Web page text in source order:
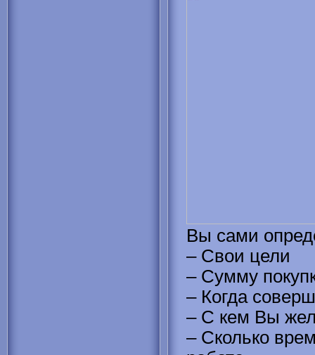
Вы сами
– Свои цели
– Сумму
– Когда
– С кем Вы
– Сколько